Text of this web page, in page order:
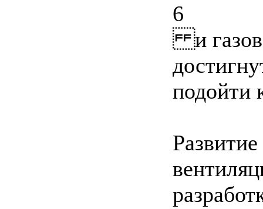
6
и
подойти